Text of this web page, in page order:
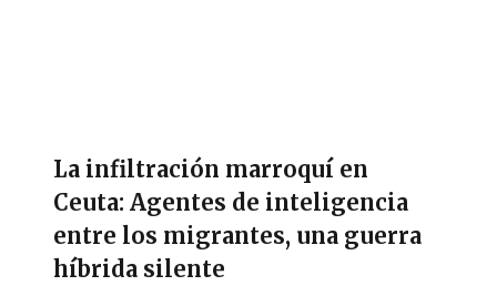
La infiltración marroquí en
Ceuta: Agentes de inteligencia
entre los migrantes, una guerra
híbrida silente